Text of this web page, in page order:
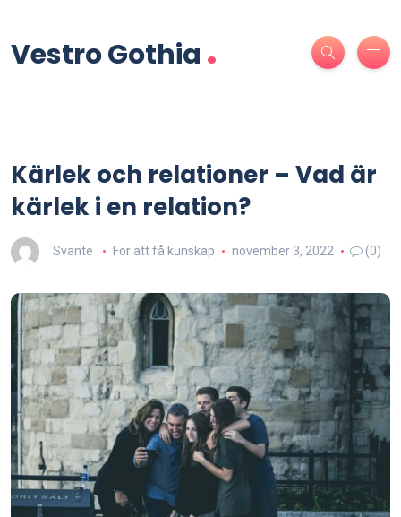
Vestro Gothia .
Kärlek och relationer – Vad är
kärlek i en relation?
Svante För att få kunskap november 3, 2022 (0)